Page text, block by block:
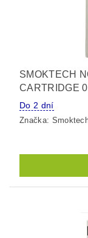
SMOKTECH
CARTRIDGE
Do 2 dní
Značka: